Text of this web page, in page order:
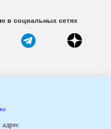
в социальных сетях